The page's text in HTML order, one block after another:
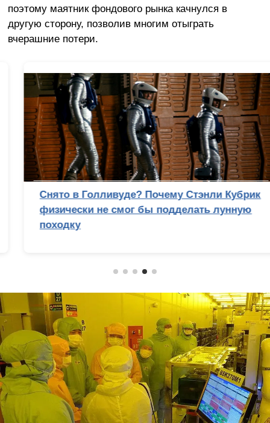
поэтому маятник фондового рынка качнулся в
другую сторону, позволив многим отыграть
вчерашние потери.
Снято в Голливуде? Почему Стэнли Кубрик
физически не смог бы подделать лунную
походку